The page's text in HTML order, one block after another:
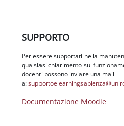
SUPPORTO
Per essere supportati nella
qualsiasi chiarimento sul
docenti possono inviare una mail
a:supportoelearningsapienza@
Documentazione Moodle